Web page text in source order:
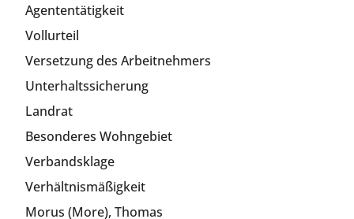
Agententätigkeit
Vollurteil
Versetzung des Arbeitnehmers
Unterhaltssicherung
Landrat
Besonderes Wohngebiet
Verbandsklage
Verhältnismäßigkeit
Morus (More), Thomas